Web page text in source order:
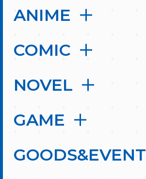
ANIME
COMIC
NOVEL
GAME
GOODS&EVENT